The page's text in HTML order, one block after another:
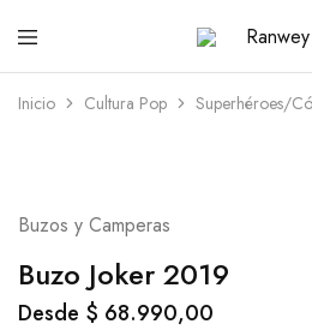
Ranwey
|
Tu
Estilo,
Estilo,
Tu
Diseño
Inicio Cultura Pop Superhéroes/
Buzos y Camperas
Buzo Joker 2019
Desde $ 68.990,00